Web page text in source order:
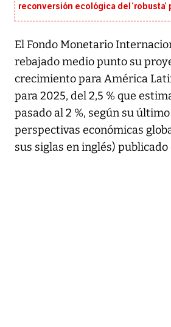
reconversión ecológica del ‘robusta’
El Fondo Monetario
rebajado medio punto su
crecimiento para América
para 2025, del 2,5 % que
pasado al 2 %, según su
perspectivas económicas
sus siglas en inglés)